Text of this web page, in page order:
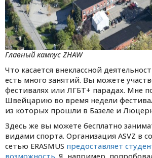
Главный кампус ZHAW
Что касается внеклассной
есть много занятий. Вы можете
фестивалях или ЛГБТ+ парадах. Мне
Швейцарию во время недели
из которых прошли в Базеле и
Здесь же вы можете бесплатно
видами спорта. Организация ASVZ в
сетью ERASMUS предоставляет
возможность. Я, например,